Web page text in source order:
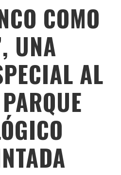
COMO
UNA
AL